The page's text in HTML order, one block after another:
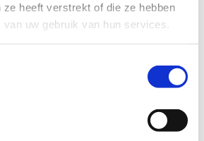
ze heeft verstrekt of die ze hebben
uw gebruik van hun services.
KANTOOR VAN DER
uitbouw richting het groen, de
werden gesloopt en het geheel kreeg